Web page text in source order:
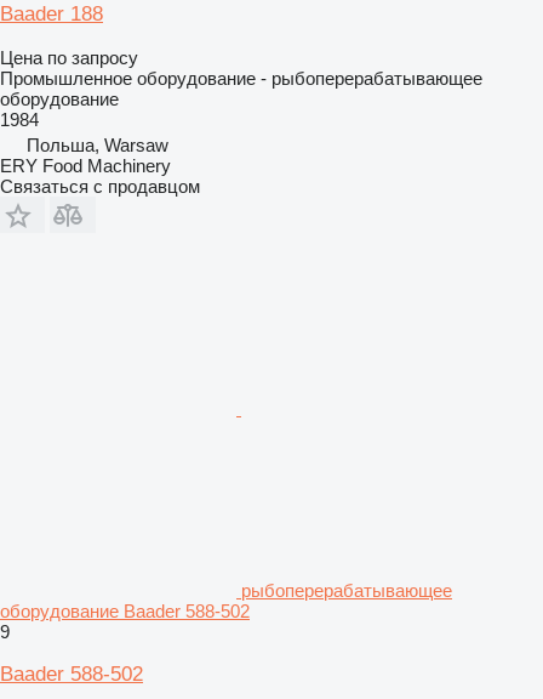
Baader 188
Цена по запросу
Промышленное оборудование - рыбоперерабатывающее
оборудование
1984
Польша, Warsaw
ERY Food Machinery
Связаться с продавцом
рыбоперерабатывающее
оборудование Baader 588-502
9
Baader 588-502